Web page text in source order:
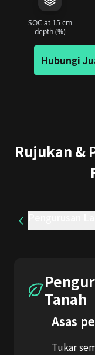
SOC at 15 cm
depth (%)
Hubungi
Rujukan &
Tanah
Asas
Tukar